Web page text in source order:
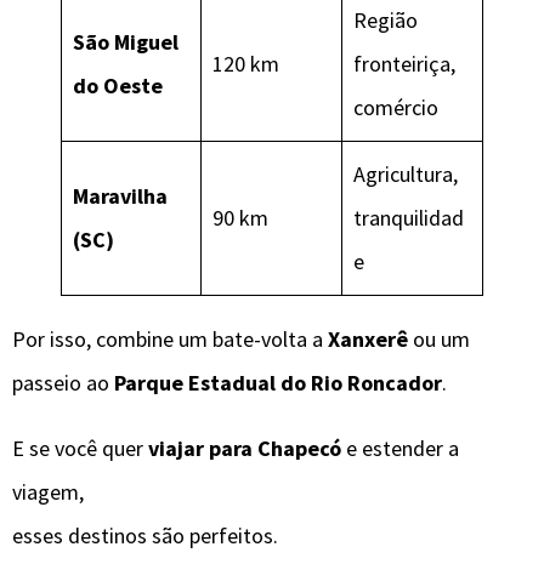
São Miguel
do Oeste
120 km
Região
fronteiriça,
comércio
Maravilha
(SC)
90 km
Agricultura,
tranquilidad
e
Por isso, combine um bate-volta a Xanxerê ou um
passeio ao Parque Estadual do Rio Roncador.
E se você querviajar para Chapecó e estender a
viagem,
esses destinos são perfeitos.